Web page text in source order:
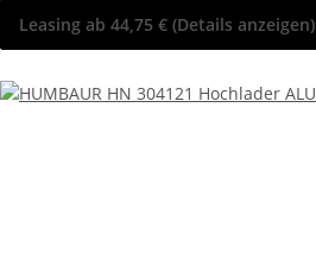
Leasing ab 44,75 € (Details anzeigen)